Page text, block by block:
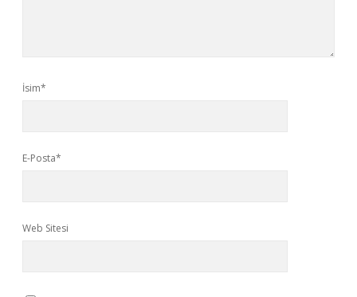
İsim*
E-Posta*
Web Sitesi